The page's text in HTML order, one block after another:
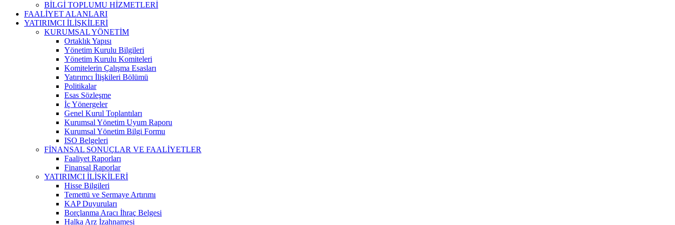
BİLGİ TOPLUMU HİZMETLERİ
FAALİYET ALANLARI
YATIRIMCI İLİŞKİLERİ
KURUMSAL YÖNETİM
Ortaklık Yapısı
Yönetim Kurulu Bilgileri
Yönetim Kurulu Komiteleri
Komitelerin Çalışma Esasları
Yatırımcı İlişkileri Bölümü
Politikalar
Esas Sözleşme
İç Yönergeler
Genel Kurul Toplantıları
Kurumsal Yönetim Uyum Raporu
Kurumsal Yönetim Bilgi Formu
ISO Belgeleri
FİNANSAL SONUÇLAR VE FAALİYETLER
Faaliyet Raporları
Finansal Raporlar
YATIRIMCI İLİŞKİLERİ
Hisse Bilgileri
Temettü ve Sermaye Artırımı
KAP Duyuruları
Borçlanma Aracı İhraç Belgesi
Halka Arz İzahnamesi